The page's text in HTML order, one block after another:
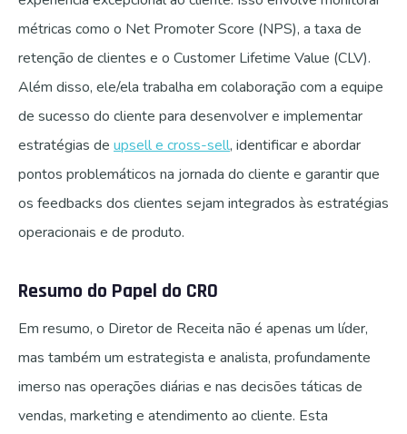
métricas como o Net Promoter Score (NPS), a taxa de
retenção de clientes e o Customer Lifetime Value (CLV).
Além disso, ele/ela trabalha em colaboração com a equipe
de sucesso do cliente para desenvolver e implementar
estratégias de upsell e cross-sell, identificar e abordar
pontos problemáticos na jornada do cliente e garantir que
os feedbacks dos clientes sejam integrados às estratégias
operacionais e de produto.
Resumo do Papel do CRO
Em resumo, o Diretor de Receita não é apenas um líder,
mas também um estrategista e analista, profundamente
imerso nas operações diárias e nas decisões táticas de
vendas, marketing e atendimento ao cliente. Esta